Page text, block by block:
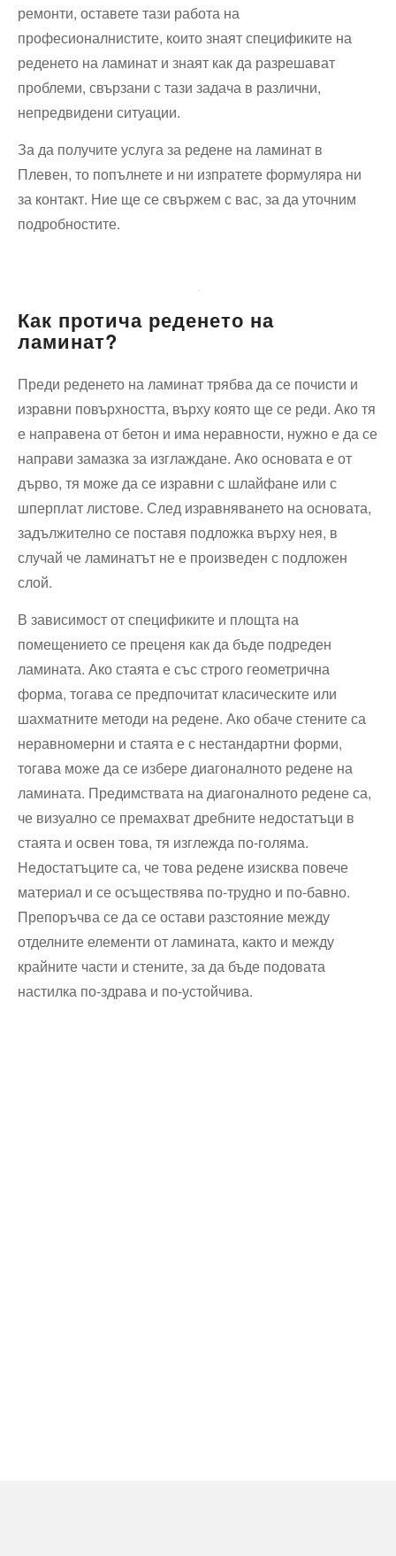
ремонти, оставете тази работа на
професионалнистите, които знаят спецификите на
реденето на ламинат и знаят как да разрешават
проблеми, свързани с тази задача в различни,
непредвидени ситуации.
За да получите услуга за редене на ламинат в
Плевен, то попълнете и ни изпратете формуляра ни
за контакт. Ние ще се свържем с вас, за да уточним
подробностите.
Как протича реденето на
ламинат?
Преди реденето на ламинат трябва да се почисти и
изравни повърхността, върху която ще се реди. Ако тя
е направена от бетон и има неравности, нужно е да се
направи замазка за изглаждане. Ако основата е от
дърво, тя може да се изравни с шлайфане или с
шперплат листове. След изравняването на основата,
задължително се поставя подложка върху нея, в
случай че ламинатът не е произведен с подложен
слой.
В зависимост от спецификите и площта на
помещението се преценя как да бъде подреден
ламината. Ако стаята е със строго геометрична
форма, тогава се предпочитат класическите или
шахматните методи на редене. Ако обаче стените са
неравномерни и стаята е с нестандартни форми,
тогава може да се избере диагоналното редене на
ламината. Предимствата на диагоналното редене са,
че визуално се премахват дребните недостатъци в
стаята и освен това, тя изглежда по-голяма.
Недостатъците са, че това редене изисква повече
материал и се осъществява по-трудно и по-бавно.
Препоръчва се да се остави разстояние между
отделните елементи от ламината, както и между
крайните части и стените, за да бъде подовата
настилка по-здрава и по-устойчива.